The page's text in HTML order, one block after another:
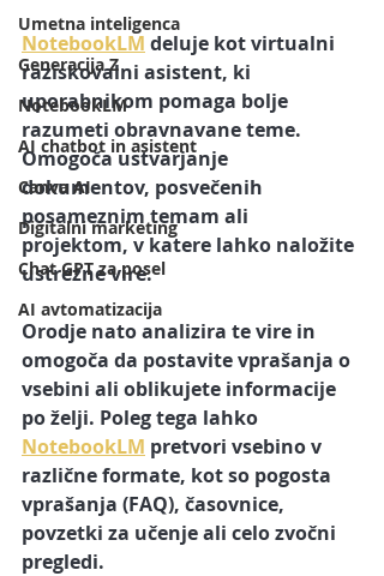
Umetna inteligenca
Generacija Z
NotebookLM
AI chatbot in asistent
Canva AI
Digitalni marketing
Chat GPT za posel
AI avtomatizacija
NotebookLM deluje kot virtualni
raziskovalni asistent, ki
uporabnikom pomaga bolje
razumeti obravnavane teme.
Omogoča ustvarjanje
dokumentov, posvečenih
posameznim temam ali
projektom, v katere lahko naložite
ustrezne vire.
Orodje nato analizira te vire in
omogoča da postavite vprašanja o
vsebini ali oblikujete informacije
po želji. Poleg tega lahko
NotebookLM pretvori vsebino v
različne formate, kot so pogosta
vprašanja (FAQ), časovnice,
povzetki za učenje ali celo zvočni
pregledi.